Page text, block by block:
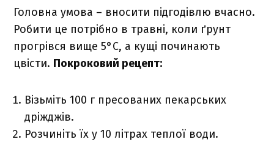
Головна умова – вносити підгодівлю вчасно.
Робити це потрібно в травні, коли ґрунт
прогрівся вище 5°C, а кущі починають
цвісти. Покроковий рецепт:
Візьміть 100 г пресованих пекарських
дріжджів.
Розчиніть їх у 10 літрах теплої води.